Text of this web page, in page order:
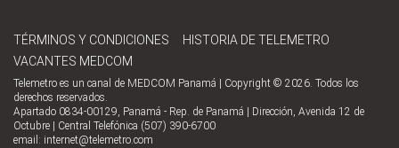
TÉRMINOS Y CONDICIONES
HISTORIA DE TELEMETRO
VACANTES MEDCOM
Telemetro es un canal de MEDCOM Panamá | Copyright © 2026. Todos los
derechos reservados.
Apartado 0834-00129, Panamá - Rep. de Panamá | Dirección, Avenida 12 de
Octubre | Central Telefónica (507) 390-6700
email: internet@telemetro.com